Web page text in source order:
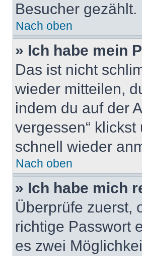
Besucher gezählt.
Nach oben
» Ich habe mein
Das ist nicht
wieder mitteilen,
indem du auf der
vergessen“
schnell wieder
Nach oben
» Ich habe mich
Überprüfe zuerst,
richtige Passwort
es zwei